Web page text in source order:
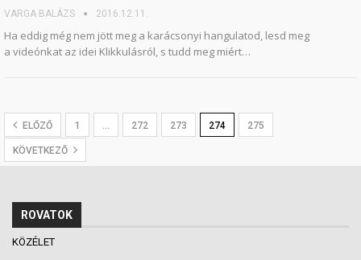
VARGA BALÁZS 2016.12.11.
Ha eddig még nem jött meg a karácsonyi hangulatod, lesd meg
a videónkat az idei Klikkulásról, s tudd meg miért…
ELŐZŐ 1 … 272 273 274 275
KÖVETKEZŐ
ROVATOK
KÖZÉLET